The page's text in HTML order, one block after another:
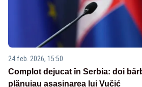
24 feb. 2026, 15:50
Complot dejucat în Serbia: doi
plănuiau asasinarea lui Vučić